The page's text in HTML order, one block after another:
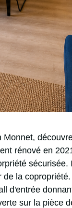
Monnet,
rénové en
la
d'entrée
sur la pièce